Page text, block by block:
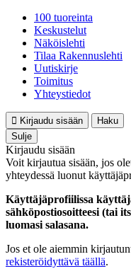
100 tuoreinta
Keskustelut
Näköislehti
Tilaa Rakennuslehti
Uutiskirje
Toimitus
Yhteystiedot
Kirjaudu sisään
Haku
Sulje
Kirjaudu sisään
Voit kirjautua sisään, jos
yhteydessä luonut
Käyttäjäprofiilissa
sähköpostiosoitteesi (tai
luomasi salasana.
Jos et ole aiemmin
rekisteröidyttävä täällä.